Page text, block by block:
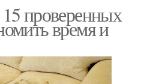
проверенных
время и